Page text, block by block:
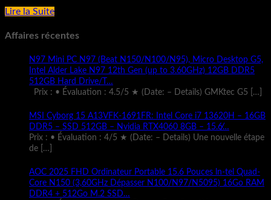
Lire la Suite
Affaires récentes
N97 Mini PC N97 (Beat N150/N100/N95), Micro Desktop G5,
Intel Alder Lake N97 12th Gen (up to 3.60GHz) 12GB DDR5
512GB Hard Drive/T…
Prix : • Évaluation : 4.5/5 ★ (Date: – Details) GMKtec G5
[…]
MSI Cyborg 15 A13VFK-1691FR: Intel Core i7 13620H – 16GB
DDR5 – SSD 512GB – Nvidia RTX4060 8GB – 15.6̸…
Prix : • Évaluation : 4/5 ★ (Date: – Details) Une nouvelle étape
de
[…]
AOC 2025 FHD Ordinateur Portable 15.6 Pouces ln-tel Quad-
Core N150 (3,60GHz Dépasser N100/N97/N5095) 16Go RAM
DDR4 + 512Go M.2 SSD…